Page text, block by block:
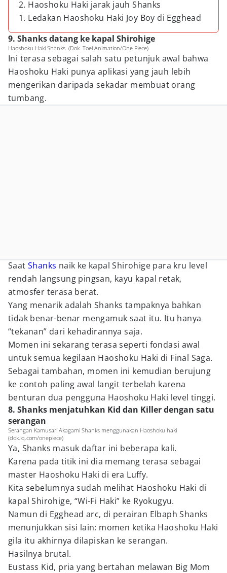
2. Haoshoku Haki jarak jauh Shanks
1. Ledakan Haoshoku Haki Joy Boy di Egghead
9. Shanks datang ke kapal Shirohige
Haoshoku Haki Shanks. (Dok. Toei Animation/One Piece)
Ini terasa sebagai salah satu petunjuk awal bahwa
Haoshoku Haki punya aplikasi yang jauh lebih
mengerikan daripada sekadar membuat orang
tumbang.
Saat Shanks naik ke kapal Shirohige para kru level
rendah langsung pingsan, kayu kapal retak,
atmosfer terasa berat.
Yang menarik adalah Shanks tampaknya bahkan
tidak benar-benar mengamuk saat itu. Itu hanya
“tekanan” dari kehadirannya saja.
Momen ini sekarang terasa seperti fondasi awal
untuk semua kegilaan Haoshoku Haki di Final Saga.
Sebagai tambahan, momen ini kemudian berujung
ke contoh paling awal langit terbelah karena
benturan dua pengguna Haoshoku Haki level tinggi.
8. Shanks menjatuhkan Kid dan Killer dengan satu
serangan
Serangan Kamusari Akagami Shanks menggunakan Haoshoku haki
(dok.iq.com/onepiece)
Ya, Shanks masuk daftar ini beberapa kali.
Karena pada titik ini dia memang terasa sebagai
master Haoshoku Haki di era Luffy.
Kita sebelumnya sudah melihat Haoshoku Haki di
kapal Shirohige, “Wi-Fi Haki” ke Ryokugyu.
Namun di Egghead arc, di perairan Elbaph Shanks
menunjukkan sisi lain: momen ketika Haoshoku Haki
gila itu akhirnya dilapiskan ke serangan.
Hasilnya brutal.
Eustass Kid, pria yang bertahan melawan Big Mom